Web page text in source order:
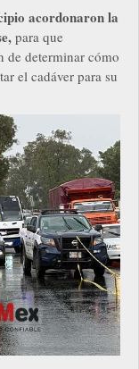
acordonaron la
para que
de determinar cómo
el cadáver para su